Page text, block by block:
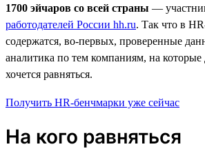
1700 эйчаров со всей страны —
работодателей России hh.ru. Так что в
содержатся, во-первых, проверенные
аналитика по тем компаниям, на которые
хочется равняться.
Получить HR-бенчмарки уже сейчас
На кого равняться